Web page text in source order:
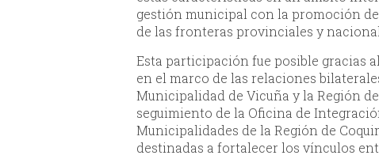
gestión municipal con la promoción
de las fronteras provinciales y
Esta participación fue posible gracias
en el marco de las relaciones
Municipalidad de Vicuña y la Región
seguimiento de la Oficina de
Municipalidades de la Región de
destinadas a fortalecer los vínculos